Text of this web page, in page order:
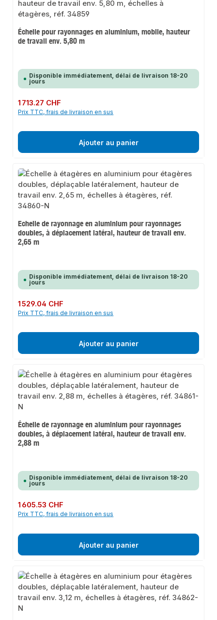
Échelle pour rayonnages en aluminium, mobile, hauteur
de travail env. 5,80 m
Disponible immédiatement, délai de livraison 18-20
jours
Prix régulier :
1 713.27 CHF
Prix TTC, frais de livraison en sus
Ajouter au panier
Echelle de rayonnage en aluminium pour rayonnages
doubles, à déplacement latéral, hauteur de travail env.
2,65 m
Disponible immédiatement, délai de livraison 18-20
jours
Prix régulier :
1 529.04 CHF
Prix TTC, frais de livraison en sus
Ajouter au panier
Échelle de rayonnage en aluminium pour rayonnages
doubles, à déplacement latéral, hauteur de travail env.
2,88 m
Disponible immédiatement, délai de livraison 18-20
jours
Prix régulier :
1 605.53 CHF
Prix TTC, frais de livraison en sus
Ajouter au panier